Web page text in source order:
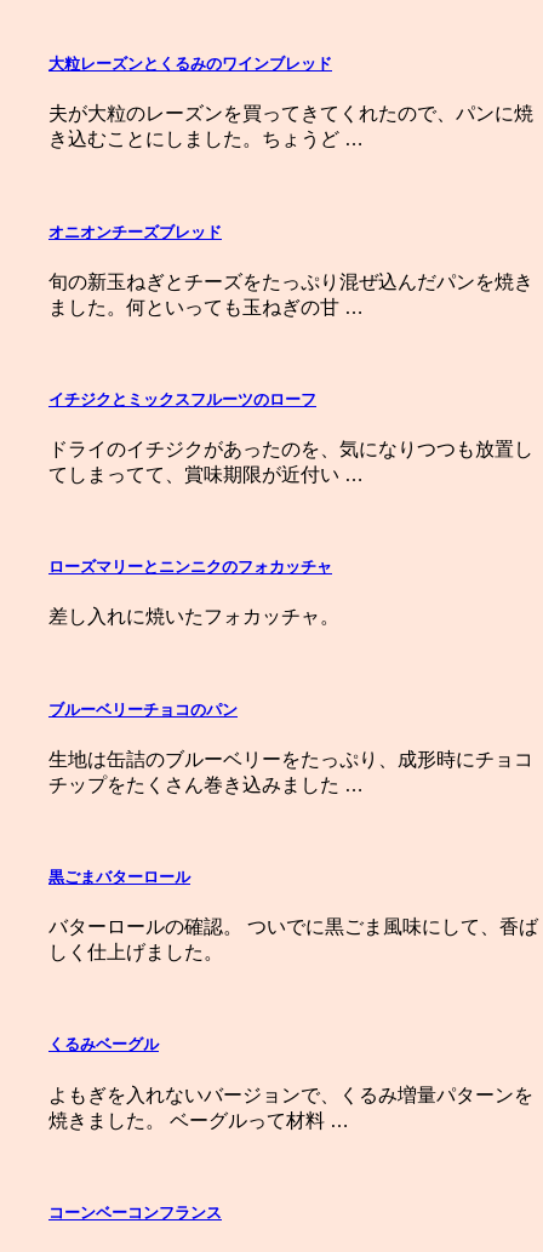
大粒レーズンとくるみのワインブレッド
夫が大粒のレーズンを買ってきてくれたので、パンに焼
き込むことにしました。ちょうど …
オニオンチーズブレッド
旬の新玉ねぎとチーズをたっぷり混ぜ込んだパンを焼き
ました。何といっても玉ねぎの甘 …
イチジクとミックスフルーツのローフ
ドライのイチジクがあったのを、気になりつつも放置し
てしまってて、賞味期限が近付い …
ローズマリーとニンニクのフォカッチャ
差し入れに焼いたフォカッチャ。
ブルーベリーチョコのパン
生地は缶詰のブルーベリーをたっぷり、成形時にチョコ
チップをたくさん巻き込みました …
黒ごまバターロール
バターロールの確認。 ついでに黒ごま風味にして、香ば
しく仕上げました。
くるみベーグル
よもぎを入れないバージョンで、くるみ増量パターンを
焼きました。 ベーグルって材料 …
コーンベーコンフランス